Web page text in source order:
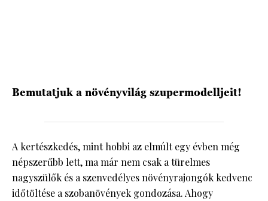
Bemutatjuk a növényvilág szupermodelljeit!
A kertészkedés, mint hobbi az elmúlt egy évben még
népszerűbb lett, ma már nem csak a türelmes
nagyszülők és a szenvedélyes növényrajongók kedvenc
időtöltése a szobanövények gondozása. Ahogy